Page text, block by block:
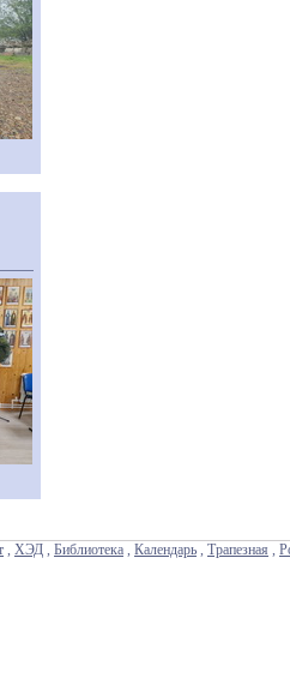
, ХЭД , Библиотека , Календарь , Трапезная ,